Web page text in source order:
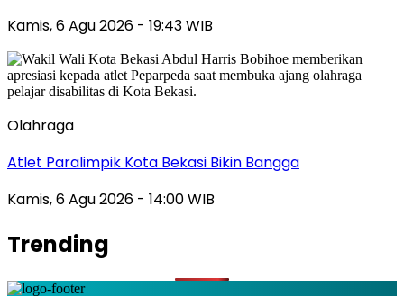
Kamis, 6 Agu 2026 - 19:43 WIB
Olahraga
Atlet Paralimpik Kota Bekasi Bikin Bangga
Kamis, 6 Agu 2026 - 14:00 WIB
Trending